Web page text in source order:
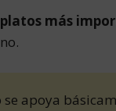
platos más
apoya